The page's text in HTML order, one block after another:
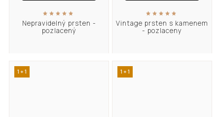
Nepravidelný prsten -
pozlacený
Vintage prsten s kamenem
- pozlaceny
1 + 1 1 + 1